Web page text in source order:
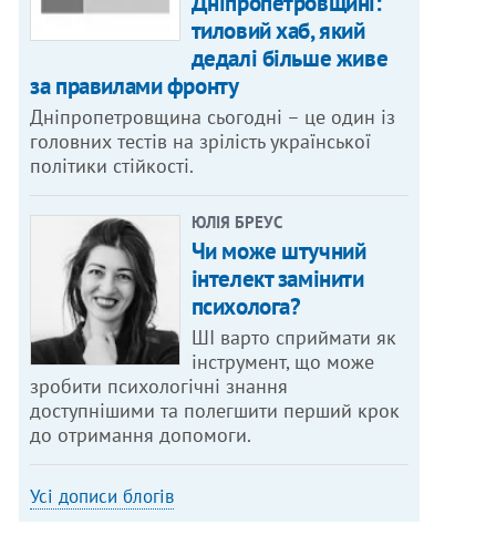
тиловий хаб, який
дедалі більше живе
за правилами фронту
Дніпропетровщина сьогодні – це один із
головних тестів на зрілість української
політики стійкості.
ЮЛІЯ БРЕУС
Чи може штучний
інтелект замінити
психолога?
ШІ варто сприймати як
інструмент, що може
зробити психологічні знання
доступнішими та полегшити перший крок
до отримання допомоги.
Усі дописи блогів